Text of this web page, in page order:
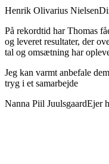
Henrik Olivarius Nielsen
På rekordtid har Thomas
og leveret resultater, der
tal og omsætning har
Jeg kan varmt anbefale
tryg i et samarbejde
Nanna Piil JuulsgaardEjer